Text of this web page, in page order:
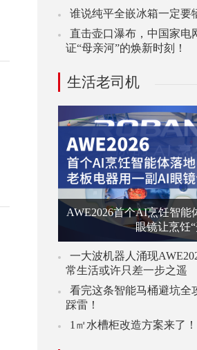
谁说纯平全嵌冰箱一定要
直击壶口瀑布，中国家电
证“母亲河”的焕新时刻！
生活老司机
AWE2026首个AI烹饪智
眼镜让烹饪
一大波机器人涌现
常生活或许只差一步之遥
看完这条智能马桶避坑全
踩雷！
1㎡水槽柜改造方案来了！